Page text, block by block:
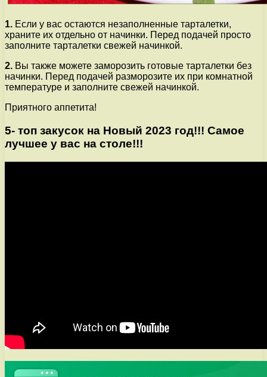
1. Если у вас остаются незаполненные тарталетки,
храните их отдельно от начинки. Перед подачей просто
заполните тарталетки свежей начинкой.
2. Вы также можете заморозить готовые тарталетки без
начинки. Перед подачей разморозите их при комнатной
температуре и заполните свежей начинкой.
Приятного аппетита!
5- топ закусок на Новый 2023 год!!! Самое
лучшее у вас на столе!!!